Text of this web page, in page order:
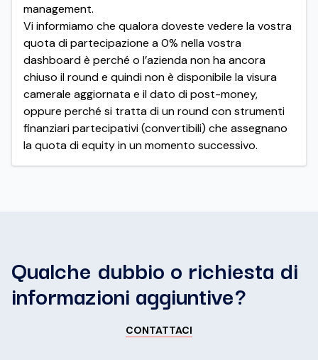
management.
Vi informiamo che qualora doveste vedere la vostra
quota di partecipazione a 0% nella vostra
dashboard è perché o l’azienda non ha ancora
chiuso il round e quindi non è disponibile la visura
camerale aggiornata e il dato di post-money,
oppure perché si tratta di un round con strumenti
finanziari partecipativi (convertibili) che assegnano
la quota di equity in un momento successivo.
Qualche dubbio o richiesta di
informazioni aggiuntive?
CONTATTACI